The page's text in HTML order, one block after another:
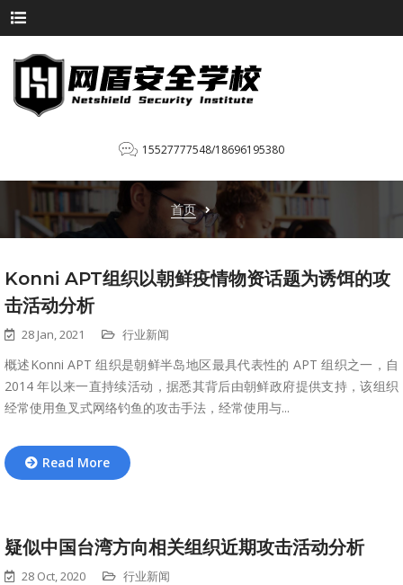
15527777548/18696195380
首页
Konni APT组织以朝鲜疫情物资话题为诱饵的攻
击活动分析
28 Jan, 2021 行业新闻
概述Konni APT 组织是朝鲜半岛地区最具代表性的 APT 组织之一，自
2014 年以来一直持续活动，据悉其背后由朝鲜政府提供支持，该组织
经常使用鱼叉式网络钓鱼的攻击手法，经常使用与...
Read More
疑似中国台湾方向相关组织近期攻击活动分析
28 Oct, 2020 行业新闻